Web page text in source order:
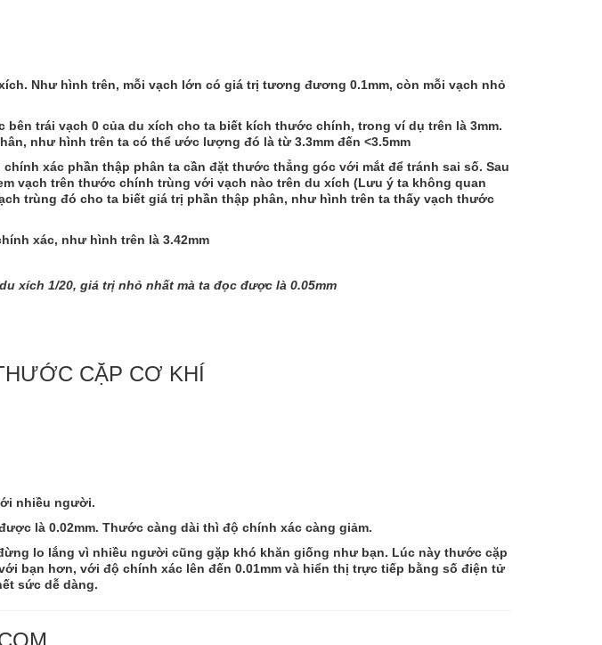
. Như hình trên, mỗi vạch lớn có giá trị tương đương 0.1mm, còn mỗi vạch nhỏ
bên trái vạch 0 của du xích cho ta biết kích thước chính, trong ví dụ trên là 3mm.
như hình trên ta có thể ước lượng đó là từ 3.3mm đến <3.5mm
chính xác phần thập phân ta cần đặt thước thẳng góc với mắt để tránh sai số. Sau
vạch trên thước chính trùng với vạch nào trên du xích (Lưu ý ta không quan
trùng đó cho ta biết giá trị phần thập phân, như hình trên ta thấy vạch thước
xác, như hình trên là 3.42mm
xích 1/20, giá trị nhỏ nhất mà ta đọc được là 0.05mm
CẶP CƠ KHÍ
nhiều người.
là 0.02mm. Thước càng dài thì độ chính xác càng giảm.
lo lắng vì nhiều người cũng gặp khó khăn giống như bạn. Lúc này thước cặp
bạn hơn, với độ chính xác lên đến 0.01mm và hiển thị trực tiếp bằng số điện tử
sức dễ dàng.